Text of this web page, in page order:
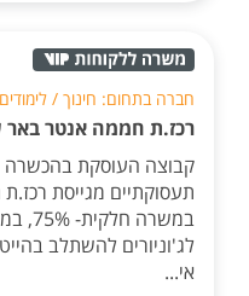
חברה בתחום: חינוך /
רכז.ת חממה אנטר
קבוצה העוסקת בהכשרה
תעסוקתיים מגייסת
לג'וניורים להשתלב
אי...